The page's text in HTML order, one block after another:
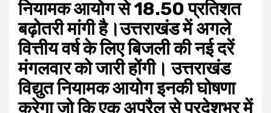
नियामक आयोग से 18.50 प्रतिशत
बढ़ोतरी मांगी है।उत्तराखंड में अगले
वित्तीय वर्ष के लिए बिजली की नई दरें
मंगलवार को जारी होंगी। उत्तराखंड
विद्युत नियामक आयोग इनकी घोषणा
करेगा जो कि एक अप्रैल से प्रदेशभर में